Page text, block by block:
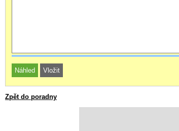
Zpět do poradny